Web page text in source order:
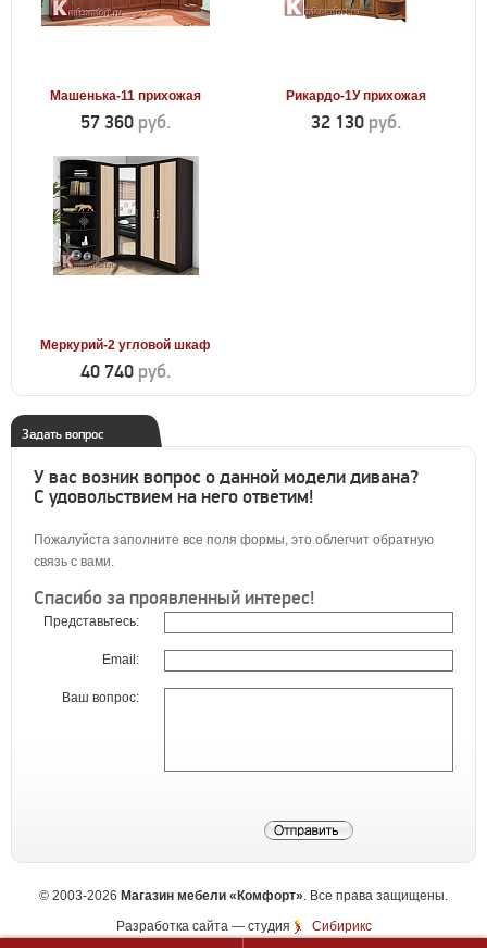
Машенька-11 прихожая
57 360 руб.
Рикардо-1У прихожая
32 130 руб.
Меркурий-2 угловой шкаф
40 740 руб.
Задать вопрос
У вас возник вопрос о данной модели дивана?
С удовольствием на него ответим!
Пожалуйста заполните все поля формы, это облегчит обратную
связь с вами.
Спасибо за проявленный интерес!
Представьтесь:
Email:
Ваш вопрос:
© 2003-2026 Магазин мебели «Комфорт». Все права защищены.
Разработка сайта— студия Сибирикс